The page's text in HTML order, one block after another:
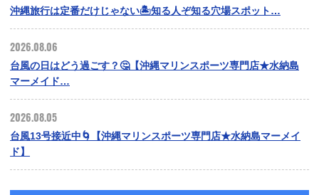
沖縄旅行は定番だけじゃない🏝️知る人ぞ知る穴場スポット…
2026.08.06
台風の日はどう過ごす？🤔【沖縄マリンスポーツ専門店★水納島
マーメイド…
2026.08.05
台風13号接近中🌀【沖縄マリンスポーツ専門店★水納島マーメイ
ド】